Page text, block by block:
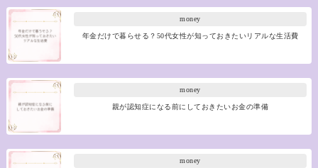
money
年金だけで暮らせる？50代女性が知っておきたいリアルな生活費
money
親が認知症になる前にしておきたいお金の準備
money